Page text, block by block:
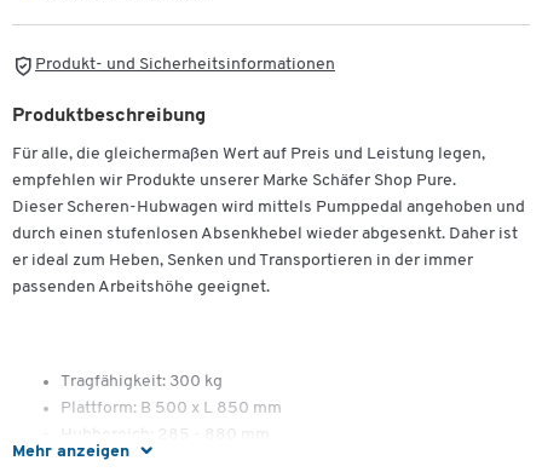
Produkt- und Sicherheitsinformationen
Mehr anzeigen
Produktbeschreibung
Für alle, die gleichermaßen Wert auf Preis und Leistung legen,
empfehlen wir Produkte unserer Marke Schäfer Shop Pure.
Dieser Scheren-Hubwagen wird mittels Pumppedal angehoben und
durch einen stufenlosen Absenkhebel wieder abgesenkt. Daher ist
er ideal zum Heben, Senken und Transportieren in der immer
passenden Arbeitshöhe geeignet.
Tragfähigkeit: 300 kg
Plattform: B 500 x L 850 mm
Hubbereich: 285 - 880 mm
Pedaltritt: bis max. Hub: ≤ 27